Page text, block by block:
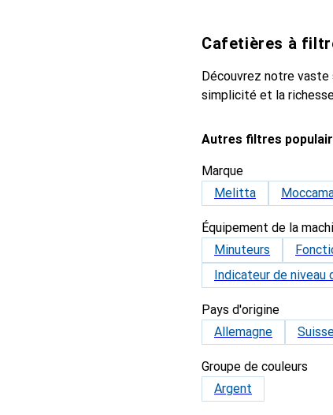
Cafetières à
Découvrez notre
simplicité et la
Autres filtres
Marque
Melitta
Équipement de la
Minuteurs
Indicateur de niveau
Pays d'origine
Allemagne
Groupe de couleurs
Argent